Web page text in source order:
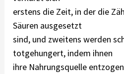
erstens die Zeit, in der die
Säuren ausgesetzt
sind, und zweitens werden
totgehungert, indem ihnen
ihre Nahrungsquelle